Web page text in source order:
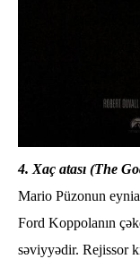
4. Xaç atası (The
Mario Püzonun
Ford Koppolanın
səviyyədir. Rejissor